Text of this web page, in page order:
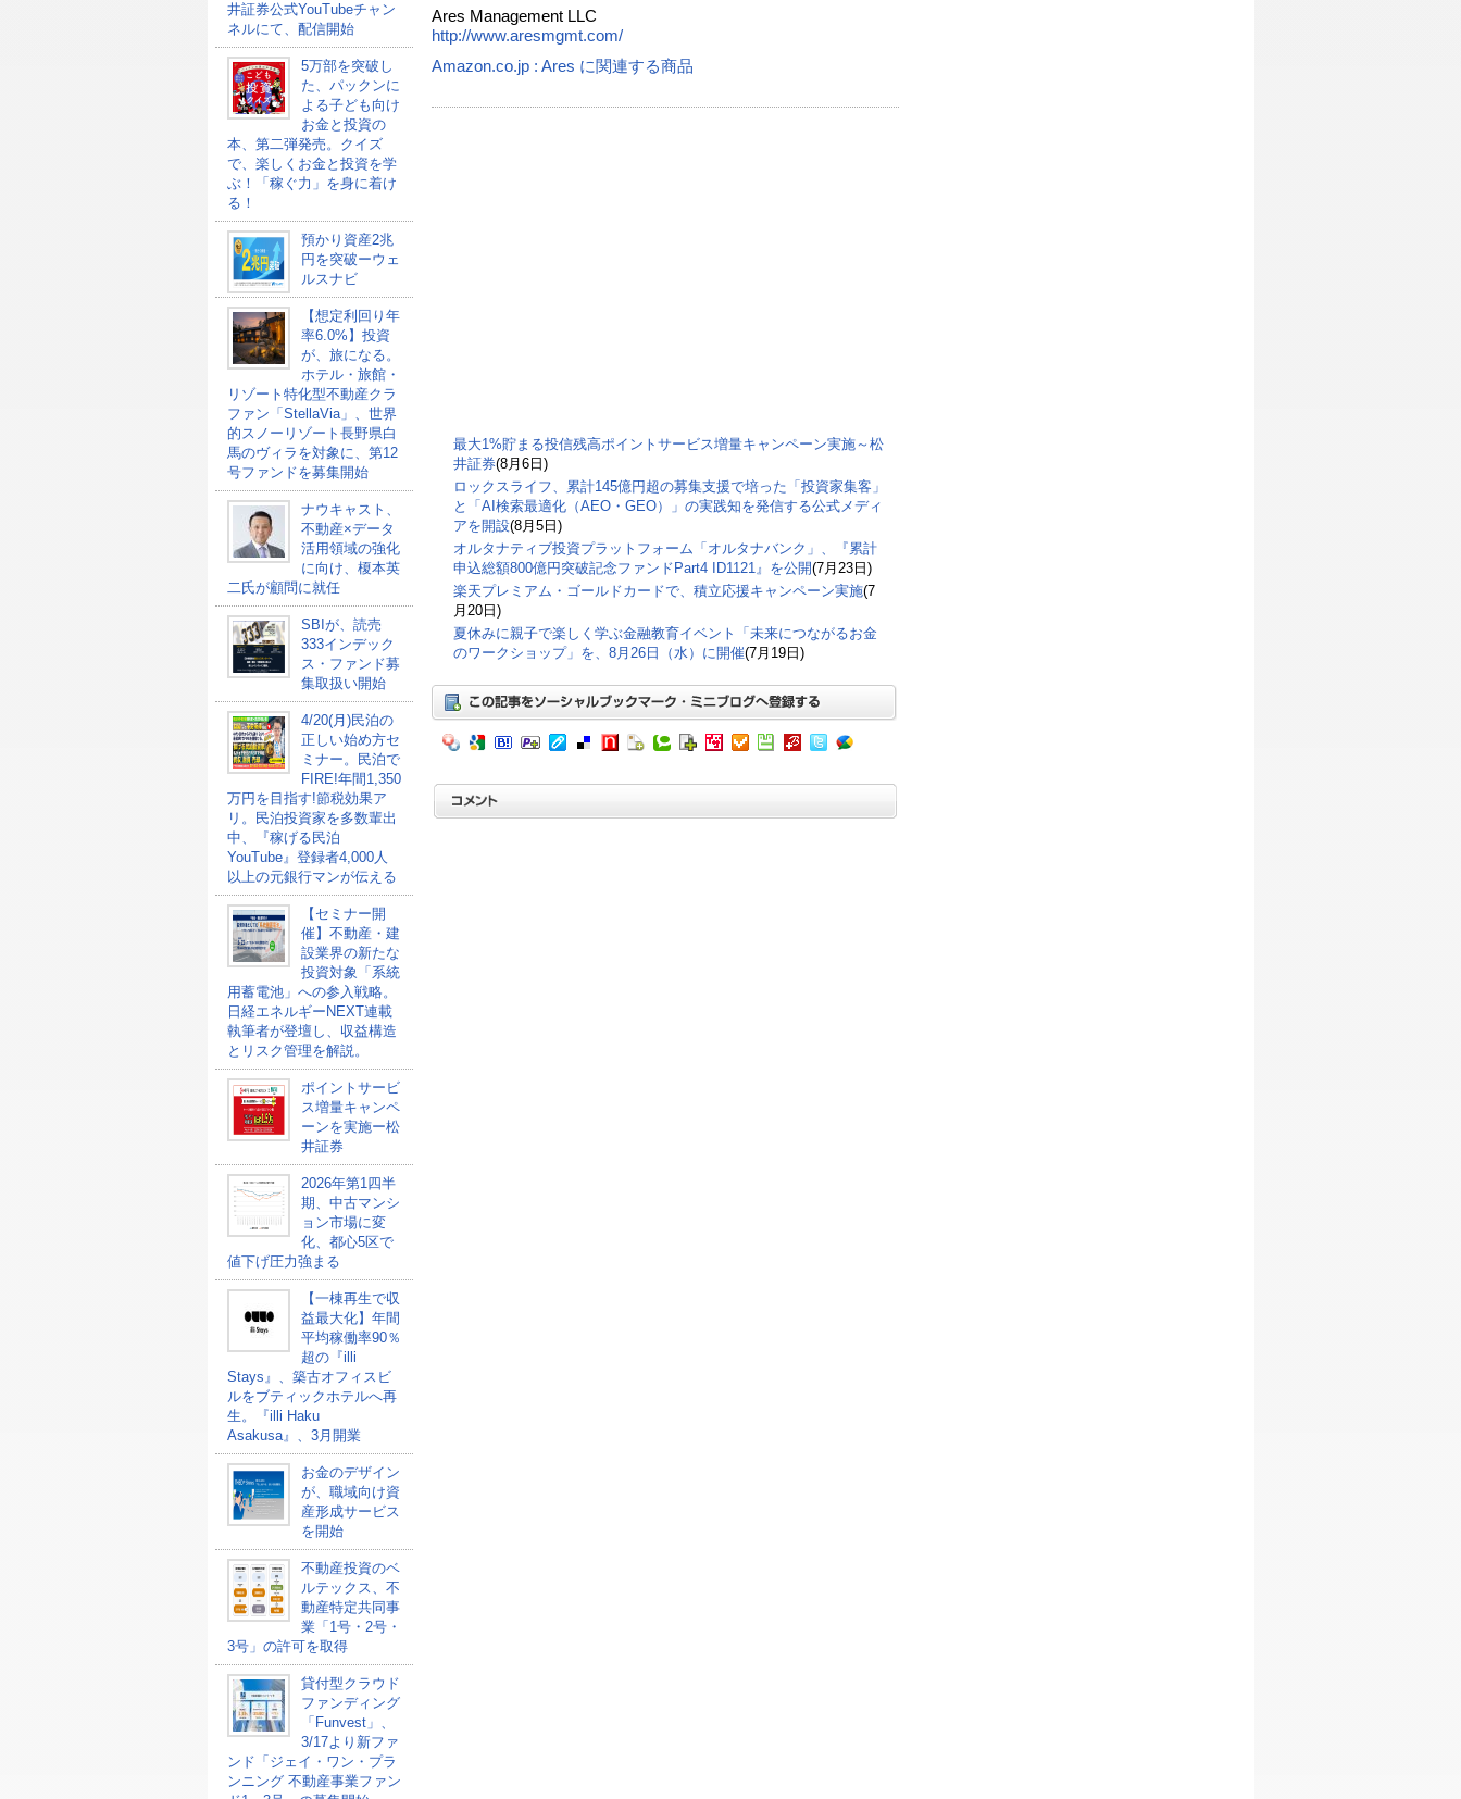
井証券公式YouTubeチャン
ネルにて、配信開始
5万部を突破し
た、パックンに
よる子ども向け
お金と投資の
本、第二弾発売。クイズ
で、楽しくお金と投資を学
ぶ！「稼ぐ力」を身に着け
る！
預かり資産2兆
円を突破ーウェ
ルスナビ
【想定利回り年
率6.0%】投資
が、旅になる。
ホテル・旅館・
リゾート特化型不動産クラ
ファン「StellaVia」、世界
的スノーリゾート長野県白
馬のヴィラを対象に、第12
号ファンドを募集開始
ナウキャスト、
不動産×データ
活用領域の強化
に向け、榎本英
二氏が顧問に就任
SBIが、読売
333インデック
ス・ファンド募
集取扱い開始
4/20(月)民泊の
正しい始め方セ
ミナー。民泊で
FIRE!年間1,350
万円を目指す!節税効果ア
リ。民泊投資家を多数輩出
中、『稼げる民泊
YouTube』登録者4,000人
以上の元銀行マンが伝える
【セミナー開
催】不動産・建
設業界の新たな
投資対象「系統
用蓄電池」への参入戦略。
日経エネルギーNEXT連載
執筆者が登壇し、収益構造
とリスク管理を解説。
ポイントサービ
ス増量キャンペ
ーンを実施ー松
井証券
2026年第1四半
期、中古マンシ
ョン市場に変
化、都心5区で
値下げ圧力強まる
【一棟再生で収
益最大化】年間
平均稼働率90％
超の『illi
Stays』、築古オフィスビ
ルをブティックホテルへ再
生。『illi Haku
Asakusa』、3月開業
お金のデザイン
が、職域向け資
産形成サービス
を開始
不動産投資のベ
ルテックス、不
動産特定共同事
業「1号・2号・
3号」の許可を取得
貸付型クラウド
ファンディング
「Funvest」、
3/17より新ファ
ンド「ジェイ・ワン・プラ
ンニング 不動産事業ファン
Ares Management LLC
http://www.aresmgmt.com/
Amazon.co.jp : Ares に関連する商品
最大1%貯まる投信残高ポイントサービス増量キャンペーン実施～松
井証券(8月6日)
ロックスライフ、累計145億円超の募集支援で培った「投資家集客」
と「AI検索最適化（AEO・GEO）」の実践知を発信する公式メディ
アを開設(8月5日)
オルタナティブ投資プラットフォーム「オルタナバンク」、『累計
申込総額800億円突破記念ファンドPart4 ID1121』を公開(7月23日)
楽天プレミアム・ゴールドカードで、積立応援キャンペーン実施(7
月20日)
夏休みに親子で楽しく学ぶ金融教育イベント「未来につながるお金
のワークショップ」を、8月26日（水）に開催(7月19日)